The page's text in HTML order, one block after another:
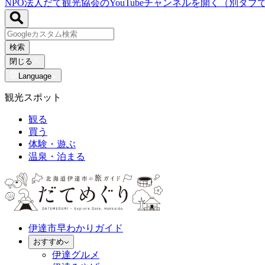
NPO法人だて観光協会のYouTubeチャンネルを開く（別タブ
検索
閉じる
Language
観光スポット
観る
買う
体験・遊ぶ
温泉・泊まる
伊達市早わかりガイド
おすすめ
伊達グルメ